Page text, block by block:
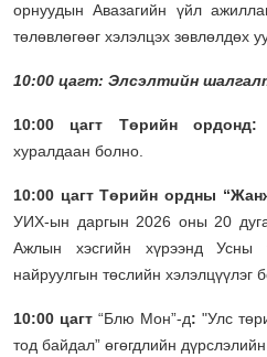
орнуудын Авазагийн үйл
төлөвлөгөөг хэлэлцэх зөвлөлдөх
10:00 цагт: Элсэлтийн
10:00 цагт Төрийн
хуралдаан болно.
10:00 цагт Төрийн ордны
УИХ-ын даргын 2026 оны 20
Ажлын хэсгийн хүрээнд Усны
найруулгын төслийн хэлэлцүүлэг
10:00 цагт “Блю Мон”-д: "Улс
тод байдал” өгөгдлийн дүрслэлийн